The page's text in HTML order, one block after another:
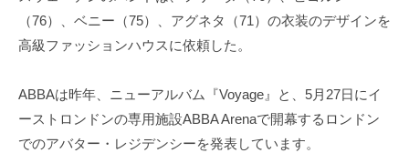
（76）、ベニー（75）、アグネタ（71）の衣装のデザインを
高級ファッションハウスに依頼した。
ABBAは昨年、ニューアルバム『Voyage』と、5月27日にイ
ーストロンドンの専用施設ABBA Arenaで開幕するロンドン
でのアバター・レジデンシーを発表しています。